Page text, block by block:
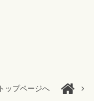
トップページへ